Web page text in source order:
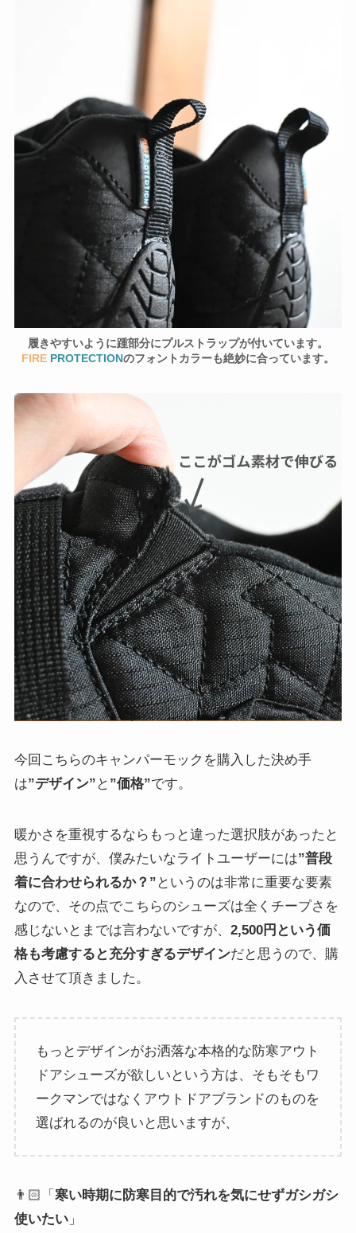
履きやすいように踵部分にプルストラップが付いています。
FIRE PROTECTIONのフォントカラーも絶妙に合っています。
今回こちらのキャンパーモックを購入した決め手
は”デザイン” と ”価格”です。
暖かさを重視するならもっと違った選択肢があったと
思うんですが、僕みたいなライトユーザーには”普段
着に合わせられるか？” というのは非常に重要な要素
なので、その点でこちらのシューズは全くチープさを
感じないとまでは言わないですが、 2,500円という価
格も考慮すると充分すぎるデザインだと思うので、購
入させて頂きました。
もっとデザインがお洒落な本格的な防寒アウト
ドアシューズが欲しいという方は、そもそもワ
ークマンではなくアウトドアブランドのものを
選ばれるのが良いと思いますが、
👨🏻「 寒い時期に防寒目的で汚れを気にせずガシガシ
使いたい」